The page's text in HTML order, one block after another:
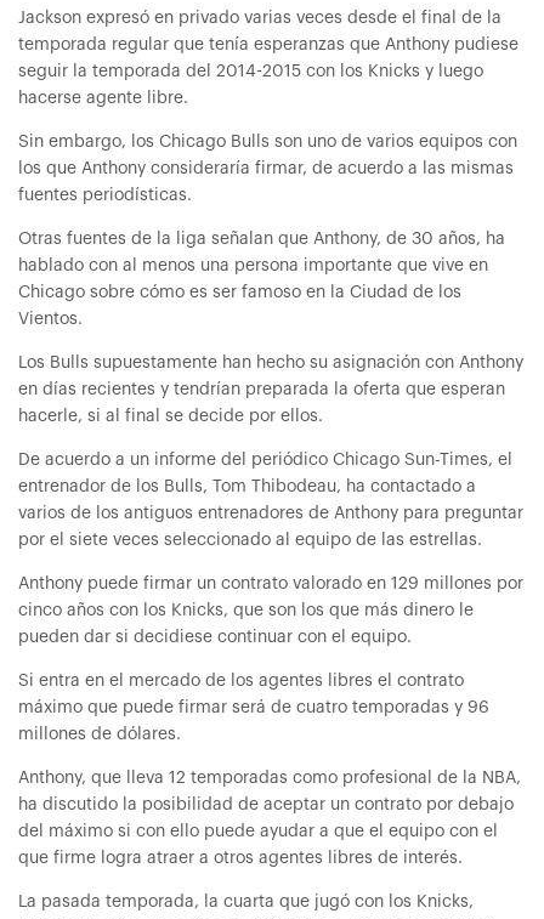
Jackson expresó en privado varias veces desde el final de la
temporada regular que tenía esperanzas que Anthony pudiese
seguir la temporada del 2014-2015 con los Knicks y luego
hacerse agente libre.
Sin embargo, los Chicago Bulls son uno de varios equipos con
los que Anthony consideraría firmar, de acuerdo a las mismas
fuentes periodísticas.
Otras fuentes de la liga señalan que Anthony, de 30 años, ha
hablado con al menos una persona importante que vive en
Chicago sobre cómo es ser famoso en la Ciudad de los
Vientos.
Los Bulls supuestamente han hecho su asignación con Anthony
en días recientes y tendrían preparada la oferta que esperan
hacerle, si al final se decide por ellos.
De acuerdo a un informe del periódico Chicago Sun-Times, el
entrenador de los Bulls, Tom Thibodeau, ha contactado a
varios de los antiguos entrenadores de Anthony para preguntar
por el siete veces seleccionado al equipo de las estrellas.
Anthony puede firmar un contrato valorado en 129 millones por
cinco años con los Knicks, que son los que más dinero le
pueden dar si decidiese continuar con el equipo.
Si entra en el mercado de los agentes libres el contrato
máximo que puede firmar será de cuatro temporadas y 96
millones de dólares.
Anthony, que lleva 12 temporadas como profesional de la NBA,
ha discutido la posibilidad de aceptar un contrato por debajo
del máximo si con ello puede ayudar a que el equipo con el
que firme logra atraer a otros agentes libres de interés.
La pasada temporada, la cuarta que jugó con los Knicks,